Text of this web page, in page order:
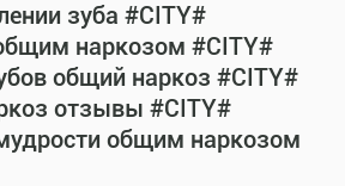
зуба #CITY#
наркозом #CITY#
общий наркоз #CITY#
отзывы #CITY#
общим наркозом